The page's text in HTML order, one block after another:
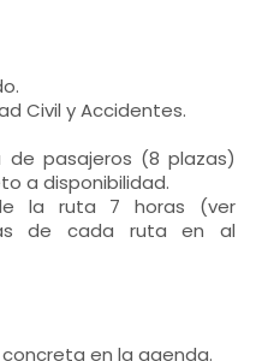
Civil y Accidentes.
pasajeros (8 plazas)
a disponibilidad.
la ruta 7 horas (ver
de cada ruta en al
en la agenda.